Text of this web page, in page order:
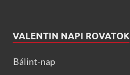
VALENTIN NAPI ROVATOK
Bálint-nap